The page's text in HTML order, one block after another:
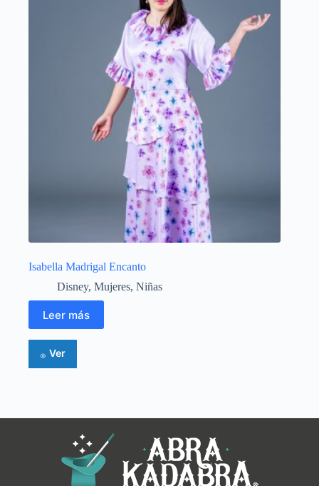
Isabella Madrigal Encanto
Disney, Mujeres, Niñas
Leer más
Ver